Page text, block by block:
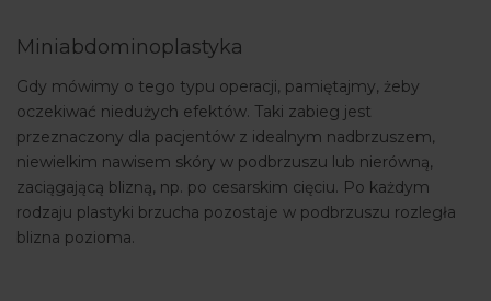
Miniabdominoplastyka
Gdy mówimy o tego typu operacji, pamiętajmy, żeby
oczekiwać niedużych efektów. Taki zabieg jest
przeznaczony dla pacjentów z idealnym nadbrzuszem,
niewielkim nawisem skóry w podbrzuszu lub nierówną,
zaciągającą blizną, np. po cesarskim cięciu. Po każdym
rodzaju plastyki brzucha pozostaje w podbrzuszu rozległa
blizna pozioma.